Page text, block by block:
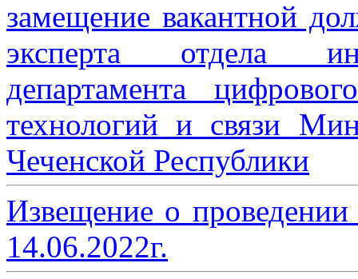
замещение вакантной
эксперта отдела
департамента
технологий и связи
Чеченской Республики
Извещение о
14.06.2022г.